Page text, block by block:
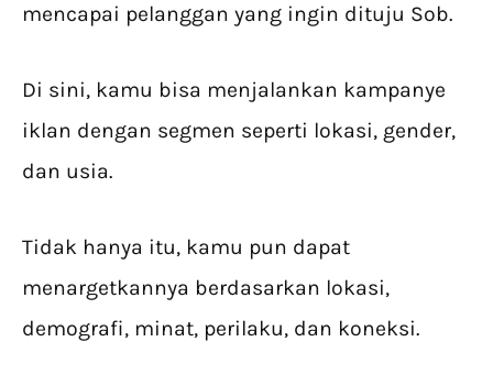
mencapai pelanggan yang ingin dituju Sob.
Di sini, kamu bisa menjalankan kampanye
iklan dengan segmen seperti lokasi, gender,
dan usia.
Tidak hanya itu, kamu pun dapat
menargetkannya berdasarkan lokasi,
demografi, minat, perilaku, dan koneksi.